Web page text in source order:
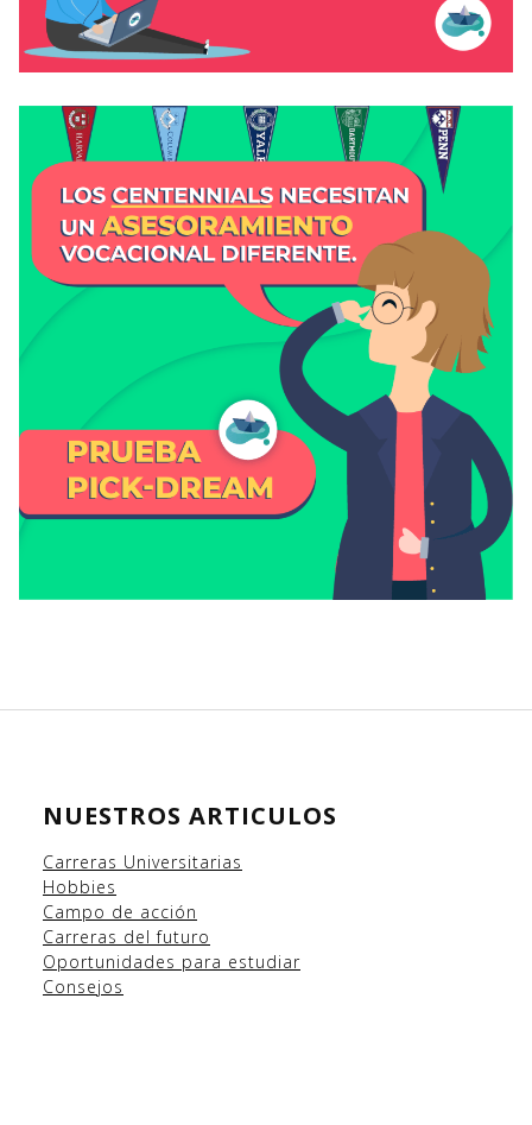
NUESTROS ARTICULOS
Carreras Universitarias
Hobbies
Campo de acción
Carreras del futuro
Oportunidades para estudiar
Consejos